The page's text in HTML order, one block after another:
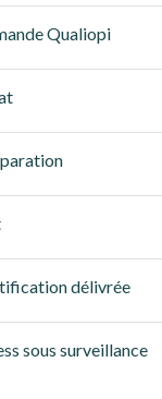
Qualiopi
délivrée
sous surveillance